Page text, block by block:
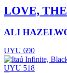
LOVE,
ALI
UYU 690
UYU 518